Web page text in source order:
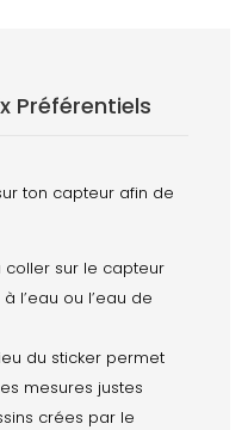
Préférentiels
ton capteur afin de
coller sur le capteur
l’eau ou l’eau de
du sticker permet
mesures justes
crées par le